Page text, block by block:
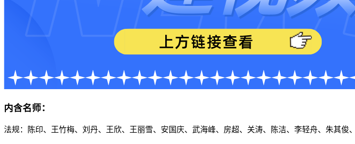
内含名师：
法规：陈印、王竹梅、刘丹、王欣、王丽雪、安国庆、武海峰、房超、关涛、陈洁、李轻舟、朱其